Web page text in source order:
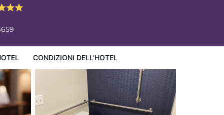
CONDIZIONI DELL'HOTEL